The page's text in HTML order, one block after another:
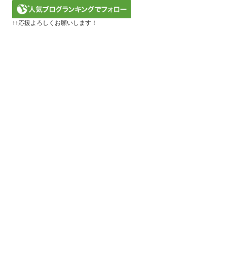
↑↑応援よろしくお願いします！